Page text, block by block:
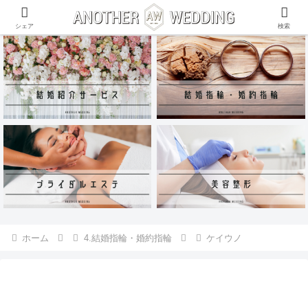
ANOTHER WEDDING~RING~のInstagramアカウントがリリース♪
ホーム 4.結婚指輪・婚約指輪 ケイウノ
シェア 検索